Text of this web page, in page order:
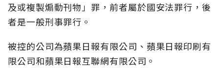
及或複製煽動刊物」罪，前者屬於國安法罪行，後
者是一般刑事罪行。
被控的公司為蘋果日報有限公司、蘋果日報印刷有
限公司和蘋果日報互聯網有限公司。